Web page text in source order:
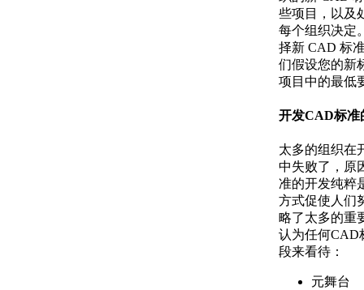
些项目，以及
每个组织决定
择新 CAD 标
们假设您的新
项目中的最低
开发CAD标准
太多的组织在
中失败了，原
准的开发纯粹
方式促使人们
略了太多的重
认为任何CAD
段来看待：
元舞台